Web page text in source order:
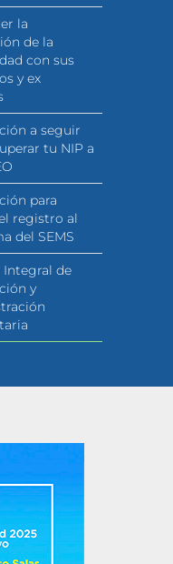
la
de la
con sus
y ex
a seguir
tu NIP a
para
registro al
del SEMS
Integral de
y